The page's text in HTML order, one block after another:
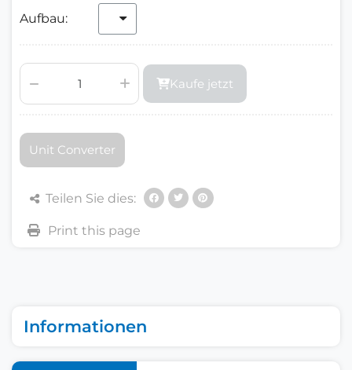
Aufbau:
Kaufe jetzt
Unit Converter
Teilen Sie dies:
Informationen